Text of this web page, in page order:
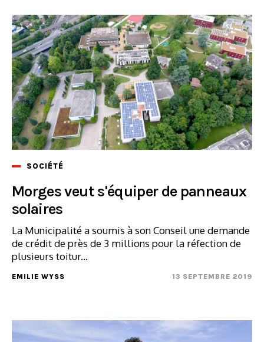
SOCIÉTÉ
Morges veut s'équiper de panneaux
solaires
La Municipalité a soumis à son Conseil une demande
de crédit de près de 3 millions pour la réfection de
plusieurs toitur...
EMILIE WYSS 13 SEPTEMBRE 2019